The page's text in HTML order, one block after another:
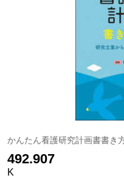
かんたん看護研究計画書書き
492.907
K